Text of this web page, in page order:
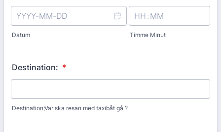
Datum Timme Minut
Destination: *
Destination;Var ska resan med taxibåt gå ?